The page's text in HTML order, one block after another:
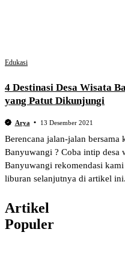
Edukasi
4 Destinasi Desa Wisata
yang Patut Dikunjungi
Arya 13 Desember 2021
Berencana jalan-jalan bersama
Banyuwangi ? Coba intip desa
Banyuwangi rekomendasi
liburan selanjutnya di artikel ini.
Artikel
Populer